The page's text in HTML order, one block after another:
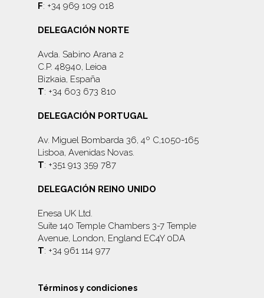
F: +34 969 109 018
DELEGACIÓN NORTE
Avda. Sabino Arana 2
C.P. 48940, Leioa
Bizkaia, España
T: +34 603 673 810
DELEGACIÓN PORTUGAL
Av. Miguel Bombarda 36, 4º C,1050-165
Lisboa, Avenidas Novas.
T: +351 913 359 787
DELEGACIÓN REINO UNIDO
Enesa UK Ltd.
Suite 140 Temple Chambers 3-7 Temple
Avenue, London, England EC4Y 0DA
T: +34 961 114 977
Términos y condiciones